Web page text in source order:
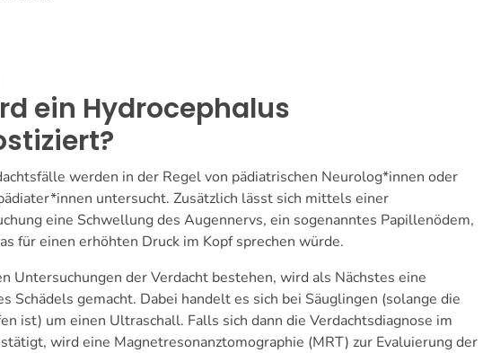
ein Hydrocephalus
werden in der Regel von pädiatrischen Neurolog*innen oder
untersucht. Zusätzlich lässt sich mittels einer
eine Schwellung des Augennervs, ein sogenanntes Papillenödem,
für einen erhöhten Druck im Kopf sprechen würde.
Untersuchungen der Verdacht bestehen, wird als Nächstes eine
Schädels gemacht. Dabei handelt es sich bei Säuglingen (solange die
ist) um einen Ultraschall. Falls sich dann die Verdachtsdiagnose im
wird eine Magnetresonanztomographie (MRT) zur Evaluierung der